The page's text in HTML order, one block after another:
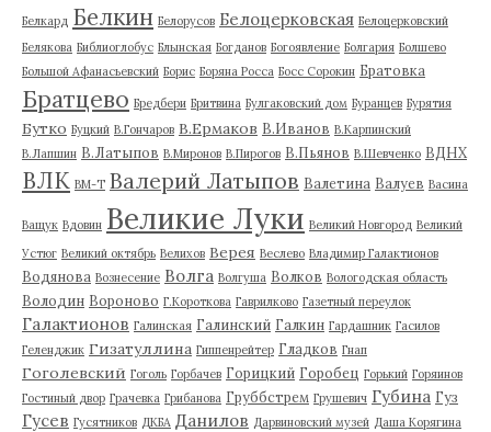
Белкард Белкин Белорусов Белоцерковская Белоцерковский
Белякова Библиоглобус Блынская Богданов Богоявление Болгария Болшево
Большой Афанасьевский Борис Боряна Росса Босс Сорокин Братовка
Братцево Бредбери Бритвина Булгаковский дом Буранцев Бурятия
Бутко Буцкий В.Гончаров В.Ермаков В.Иванов В.Карпинский
В.Лапшин В.Латыпов В.Миронов В.Пирогов В.Пьянов В.Шевченко ВДНХ
ВЛК ВМ-Т Валерий Латыпов Валетина Валуев Васина
Ващук Вдовин Великие Луки Великий Новгород Великий
Устюг Великий октябрь Велихов Верея Веслево Владимир Галактионов
Водянова Вознесение Волга Волгуша Волков Вологодская область
Володин Вороново Г.Короткова Гаврилково Газетный переулок
Галактионов Галинская Галинский Галкин Гардашник Гасилов
Геленджик Гизатуллина Гиппенрейтер Гладков Гнап
Гоголевский Гоголь Горбачев Горицкий Горобец Горький Горяинов
Гостиный двор Грачевка Грибанова Груббстрем Грушевич Губина Гуз
Гусев Гусятников ДКБА Данилов Дарвиновский музей Даша Корягина